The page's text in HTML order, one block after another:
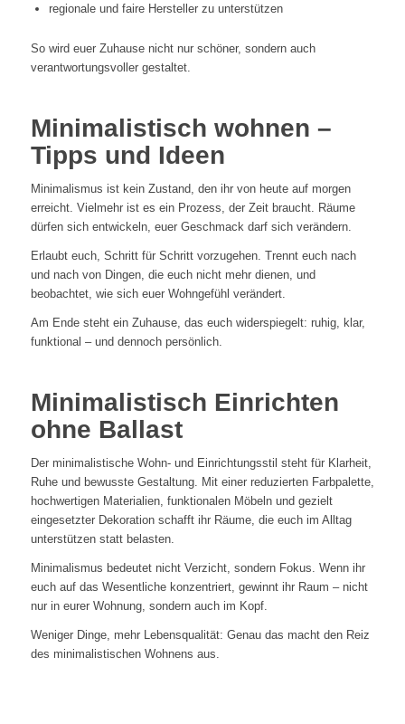
regionale und faire Hersteller zu unterstützen
So wird euer Zuhause nicht nur schöner, sondern auch
verantwortungsvoller gestaltet.
Minimalistisch wohnen –
Tipps und Ideen
Minimalismus ist kein Zustand, den ihr von heute auf morgen
erreicht. Vielmehr ist es ein Prozess, der Zeit braucht. Räume
dürfen sich entwickeln, euer Geschmack darf sich verändern.
Erlaubt euch, Schritt für Schritt vorzugehen. Trennt euch nach
und nach von Dingen, die euch nicht mehr dienen, und
beobachtet, wie sich euer Wohngefühl verändert.
Am Ende steht ein Zuhause, das euch widerspiegelt: ruhig, klar,
funktional – und dennoch persönlich.
Minimalistisch Einrichten
ohne Ballast
Der minimalistische Wohn- und Einrichtungsstil steht für Klarheit,
Ruhe und bewusste Gestaltung. Mit einer reduzierten Farbpalette,
hochwertigen Materialien, funktionalen Möbeln und gezielt
eingesetzter Dekoration schafft ihr Räume, die euch im Alltag
unterstützen statt belasten.
Minimalismus bedeutet nicht Verzicht, sondern Fokus. Wenn ihr
euch auf das Wesentliche konzentriert, gewinnt ihr Raum – nicht
nur in eurer Wohnung, sondern auch im Kopf.
Weniger Dinge, mehr Lebensqualität: Genau das macht den Reiz
des minimalistischen Wohnens aus.